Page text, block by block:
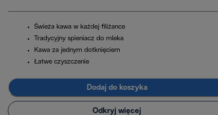
Świeża kawa w każdej filiżance
Tradycyjny spieniacz do mleka
Kawa za jednym dotknięciem
Łatwe czyszczenie
Dodaj do koszyka
Odkryj więcej